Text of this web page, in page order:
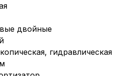
двойные
гидравлическая